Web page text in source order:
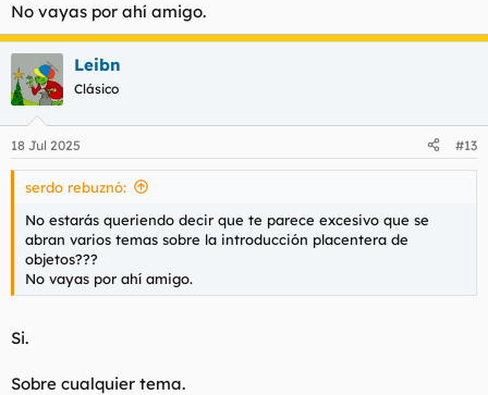
No vayas por ahí amigo.
Leibn
Clásico
18 Jul 2025 #13
serdo rebuznó:
No estarás queriendo decir que te parece excesivo que se
abran varios temas sobre la introducción placentera de
objetos???
No vayas por ahí amigo.
Si.
Sobre cualquier tema.